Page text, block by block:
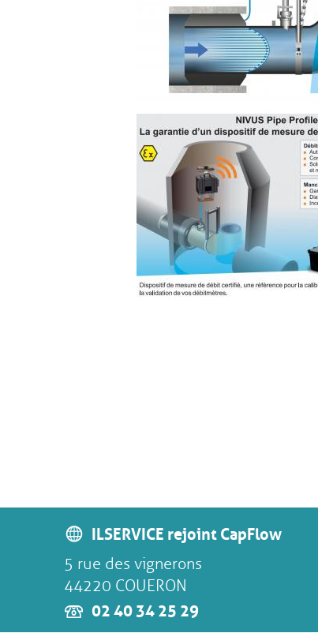
ILSERVICE rejoint CapFlow
5 rue des vignerons
44220 COUERON
02 40 34 25 29